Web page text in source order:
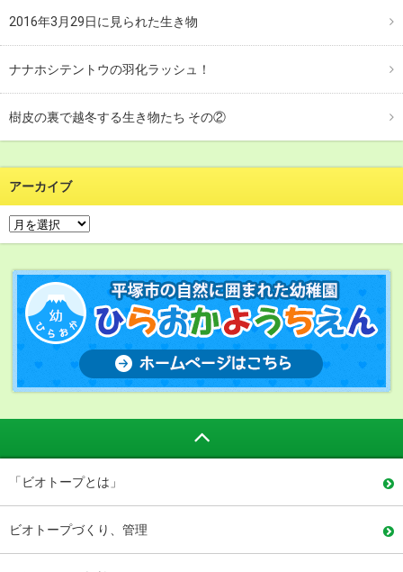
2016年3月29日に見られた生き物
ナナホシテントウの羽化ラッシュ！
樹皮の裏で越冬する生き物たち その②
アーカイブ
「ビオトープとは」
ビオトープづくり、管理